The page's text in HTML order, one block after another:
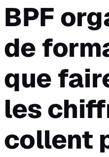
BPF
de
que
les
collent